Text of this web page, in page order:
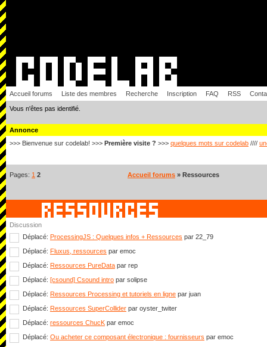
Accueil forums Liste des membres Recherche Inscription FAQ RSS
Vous n'êtes pas identifié.
Annonce
>>> Bienvenue sur codelab! >>> Première visite ? >>> quelques mots sur codelab ////
Pages: 1 2 Accueil forums » Ressources
Discussion
Déplacé: ProcessingJS : Quelques infos + Ressources par 22_79
Déplacé: Fluxus, ressources par emoc
Déplacé: Ressources PureData par rep
Déplacé: [csound] Csound intro par solipse
Déplacé: Ressources Processing et tutoriels en ligne par juan
Déplacé: Ressources SuperCollider par oyster_twiter
Déplacé: ressources ChucK par emoc
Déplacé: Ou acheter ce composant électronique : fournisseurs par emoc